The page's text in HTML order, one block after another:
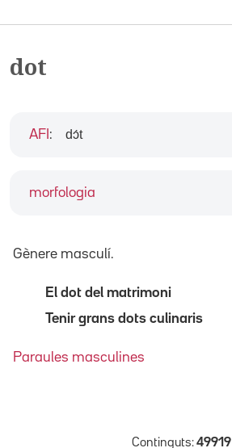
dot
morfologia
AFI : dɔ́t
Gènere masculí.
El dot del matrimoni
Tenir grans dots culinaris
Paraules masculines
Continguts: 49919